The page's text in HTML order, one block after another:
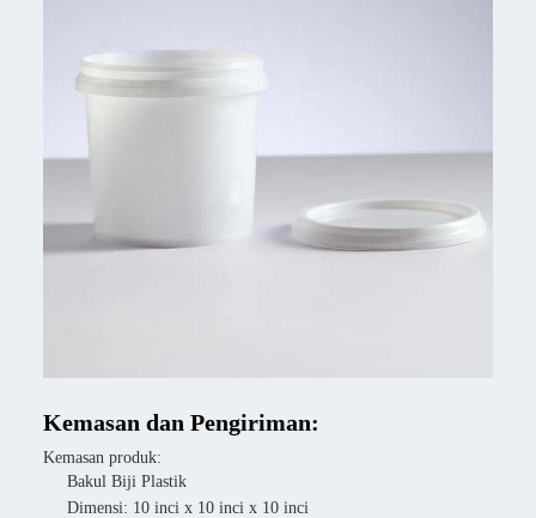
Kemasan dan Pengiriman:
Kemasan produk:
Bakul Biji Plastik
Dimensi: 10 inci x 10 inci x 10 inci